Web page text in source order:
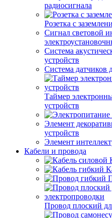
радиосигнала
Розетка с
Сигнал световой
Система
устройств
Система датчиков
Таймер
устройств
Элемент
устройств
Элемент
Кабели и провода
Провод плоский